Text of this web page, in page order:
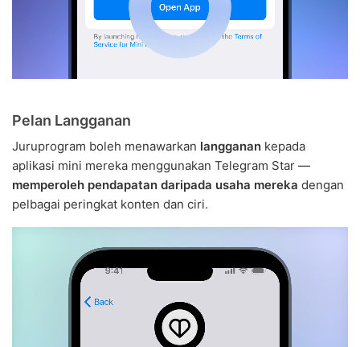
Pelan Langganan
Juruprogram boleh menawarkan langganan kepada
aplikasi mini mereka menggunakan Telegram Star —
memperoleh pendapatan daripada usaha mereka dengan
pelbagai peringkat konten dan ciri.